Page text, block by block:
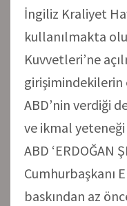
İngiliz Kraliyet
kullanılmakta
Kuvvetleri’ne
girişimindekilerin
ABD’nin verdiği
ve ikmal yeteneği
ABD ‘ERDOĞAN
Cumhurbaşkanı
baskından az